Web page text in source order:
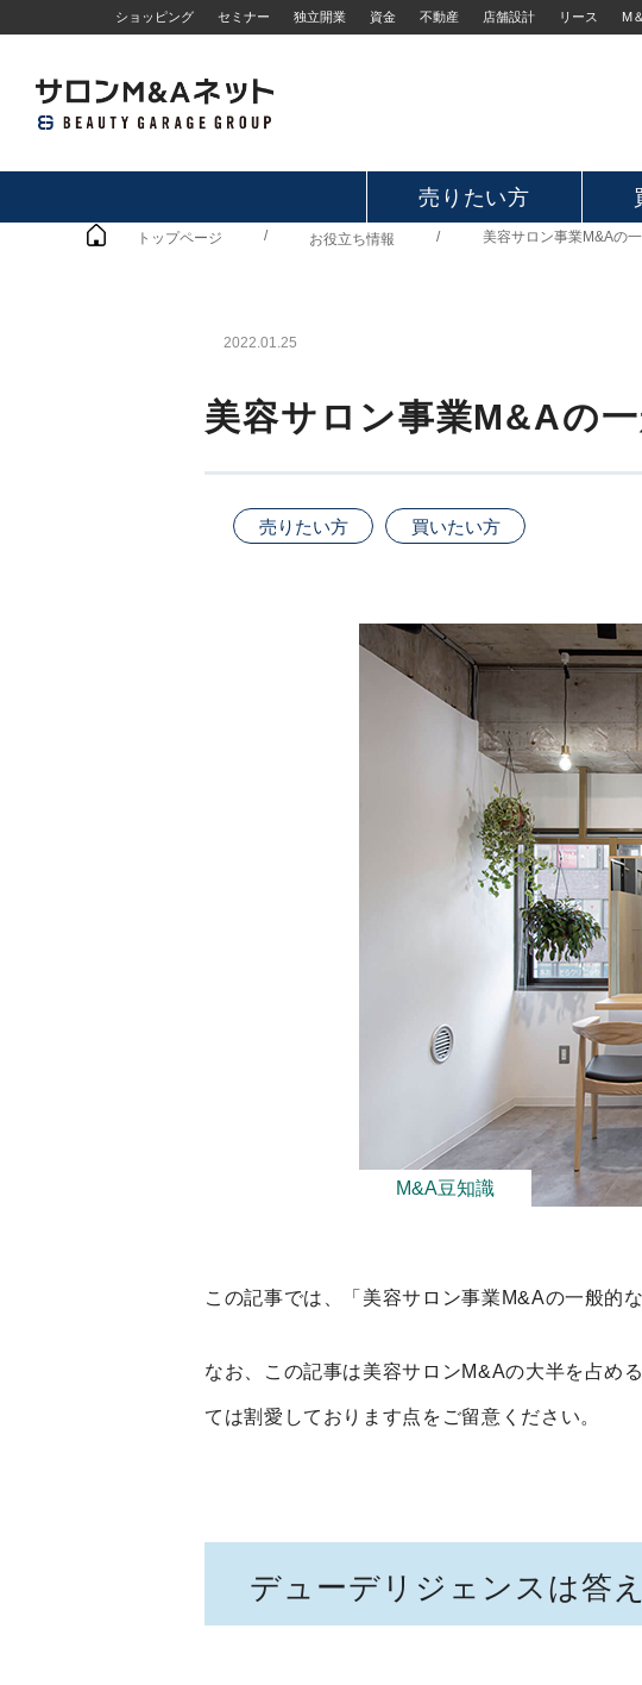
ショッピング セミナー 独立開業 資金 不動産 店舗設計 リース M
売りたい方
トップページ / お役立ち情報 / 美容サロン事業M&Aの
2022.01.25
美容サロン事業M&Aの
売りたい方 買いたい方
M&A豆知識
この記事では、「美容サロン事業 M&Aの一般的
なお、この記事は美容サロンM&Aの大半を占め
ては割愛しております点をご留意ください。
デューデリジェンスは答